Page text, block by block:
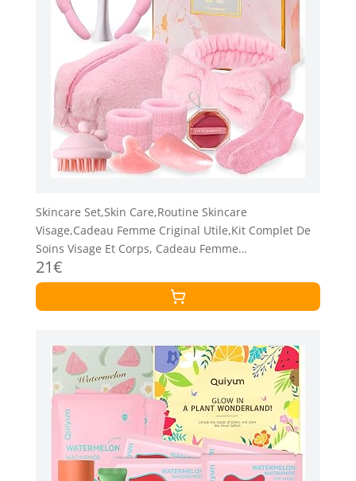
Skincare Set,Skin Care,Routine Skincare
Visage,Cadeau Femme Criginal Utile,Kit Complet De
Soins Visage Et Corps, Cadeau Femme
Original,Parfait Pour Anniversaire Ou FêTe Des
MèRes
21€